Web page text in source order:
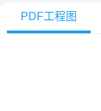
PDF工程图